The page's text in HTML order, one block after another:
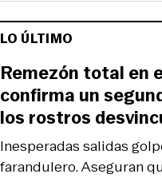
LO ÚLTIMO
Inesperadas salidas
farandulero. Aseguran
Remezón total en
confirma un
los rostros